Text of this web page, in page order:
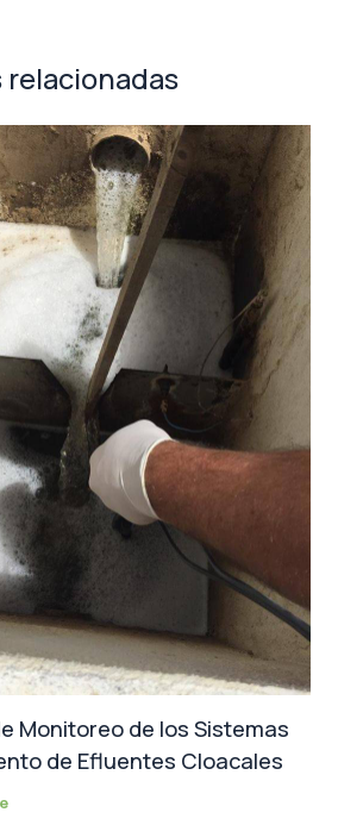
relacionadas
Monitoreo de los Sistemas
de Efluentes Cloacales